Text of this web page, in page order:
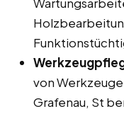
von
Grafenau, St